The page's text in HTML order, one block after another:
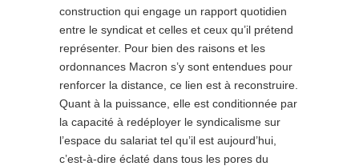
construction qui engage un rapport quotidien
entre le syndicat et celles et ceux qu’il prétend
représenter. Pour bien des raisons et les
ordonnances Macron s’y sont entendues pour
renforcer la distance, ce lien est à reconstruire.
Quant à la puissance, elle est conditionnée par
la capacité à redéployer le syndicalisme sur
l’espace du salariat tel qu’il est aujourd’hui,
c’est-à-dire éclaté dans tous les pores du